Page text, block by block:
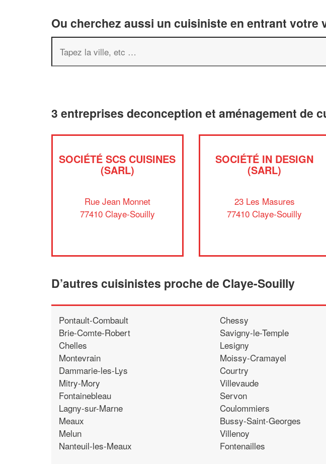
Ou cherchez aussi un cuisiniste en entrant
3 entreprises deconception et aménagement de
SOCIÉTÉ SCS CUISINES
(SARL)
Rue Jean Monnet
77410 Claye-Souilly
SOCIÉTÉ IN DESIGN
(SARL)
23 Les Masures
77410 Claye-Souilly
D’autres cuisinistes proche de Claye-Souilly
Pontault-Combault
Brie-Comte-Robert
Chelles
Montevrain
Dammarie-les-Lys
Mitry-Mory
Fontainebleau
Lagny-sur-Marne
Meaux
Melun
Nanteuil-les-Meaux
Chessy
Savigny-le-Temple
Lesigny
Moissy-Cramayel
Courtry
Villevaude
Servon
Coulommiers
Bussy-Saint-Georges
Villenoy
Fontenailles